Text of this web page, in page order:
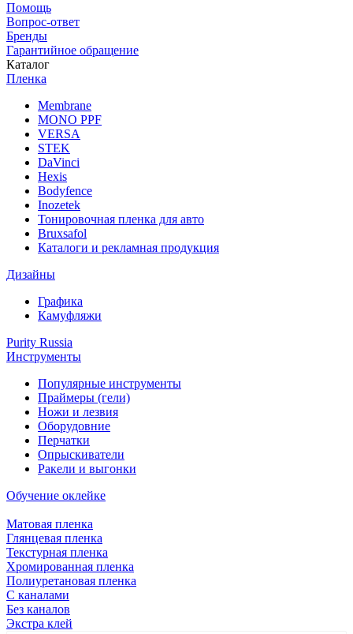
Помощь
Вопрос-ответ
Бренды
Гарантийное обращение
Каталог
Пленка
Membrane
MONO PPF
VERSA
STEK
DaVinci
Hexis
Bodyfence
Inozetek
Тонировочная пленка для авто
Bruxsafol
Каталоги и рекламная продукция
Дизайны
Графика
Камуфляжи
Purity Russia
Инструменты
Популярные инструменты
Праймеры (гели)
Ножи и лезвия
Оборудовние
Перчатки
Опрыскиватели
Ракели и выгонки
Обучение оклейке
Матовая пленка
Глянцевая пленка
Текстурная пленка
Хромированная пленка
Полиуретановая пленка
С каналами
Без каналов
Экстра клей